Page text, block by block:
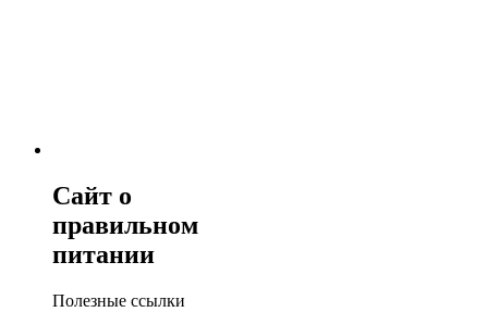
Сайт о
правильном
питании
Полезные ссылки